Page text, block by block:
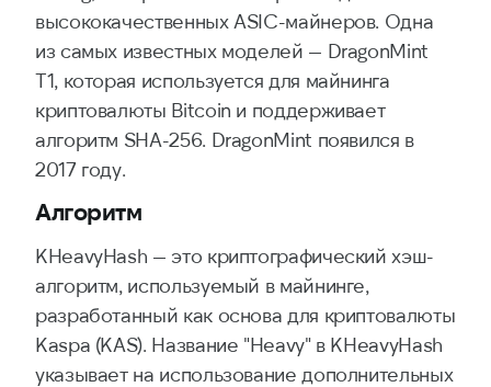
высококачественных ASIC-майнеров. Одна
из самых известных моделей — DragonMint
T1, которая используется для майнинга
криптовалюты Bitcoin и поддерживает
алгоритм SHA-256. DragonMint появился в
2017 году.
Алгоритм
KHeavyHash — это криптографический хэш-
алгоритм, используемый в майнинге,
разработанный как основа для криптовалюты
Kaspa (KAS). Название "Heavy" в KHeavyHash
указывает на использование дополнительных